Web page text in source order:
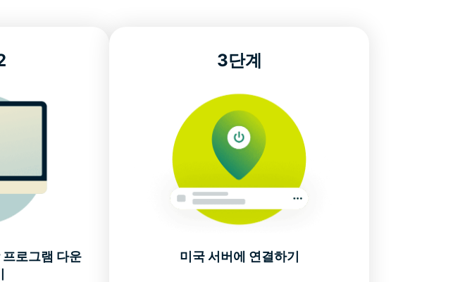
로그램 다운
3단계
미국 서버에 연결하기